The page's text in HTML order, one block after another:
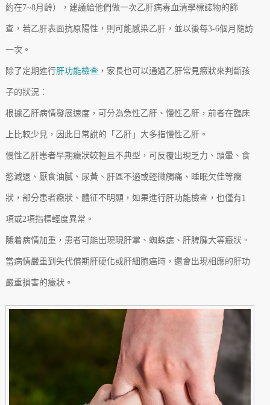
約在7~8月齡），建議給他們做一次乙肝病毒血清學標誌物的篩
查，若乙肝表面抗原陽性，則可能感染乙肝，並以後每3-6個月隨訪
一次。
除了定期進行肝功能檢查，家長也可以通過乙肝常見癥狀來判斷孩
子的狀況：
根據乙肝病情發展速度，可分為急性乙肝、慢性乙肝，前者在臨床
上比較少見，因此日常說的「乙肝」大多指慢性乙肝。
慢性乙肝患者早期癥狀較輕且不典型，可反覆出現乏力、頭暈、食
慾減退、厭食油膩、尿黃、肝區不適或輕微觸痛、睡眠欠佳等癥
狀，部分患者癥狀、體征不明顯，如果進行肝功能檢查，也僅有1
項或2項指標輕度異常。
隨着病情加重，患者可能出現現肝掌、蜘蛛痣、肝脾腫大等癥狀。
當病情嚴重到失代償期肝硬化或肝細胞癌時，還會出現相應的肝功
嚴重損害的癥狀。